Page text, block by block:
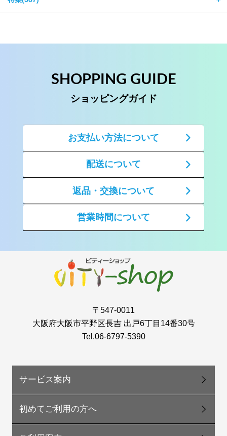
SHOPPING GUIDE
ショッピングガイド
お支払い方法について
配送について
返品・交換について
営業時間について
〒547-0011
大阪府大阪市平野区長吉 出戸6丁目14番30号
Tel.06-6797-5390
サービス案内
初めてご利用の方へ